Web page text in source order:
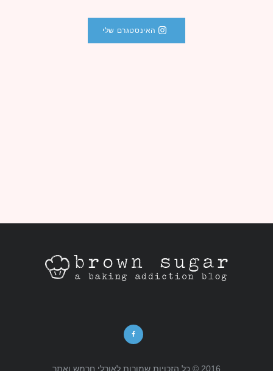
האינסטגרם שלי
2016 © כל הזכויות שמורות לאורלי חרמש ואתר